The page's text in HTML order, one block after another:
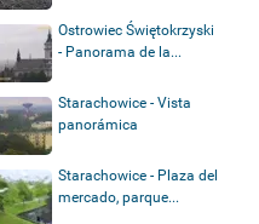
Ostrowiec Świętokrzyski
- Panorama de la...
Starachowice - Vista
panorámica
Starachowice - Plaza del
mercado, parque...